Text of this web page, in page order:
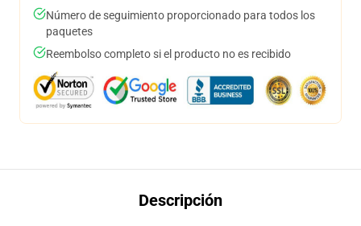
Número de seguimiento proporcionado para todos los
paquetes
Reembolso completo si el producto no es recibido
Descripción